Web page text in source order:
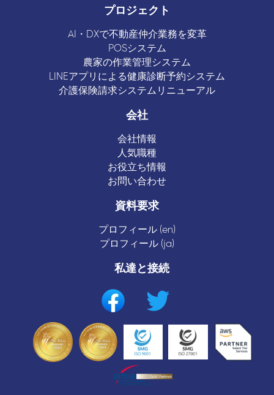
プロジェクト
AI・DXで不動産仲介業務を変革
POSシステム
農家の作業管理システム
LINEアプリによる健康診断予約システム
介護保険請求システムリニューアル
会社
会社情報
人気職種
お役立ち情報
お問い合わせ
資料要求
プロフィール (en)
プロフィール (ja)
私達と接続